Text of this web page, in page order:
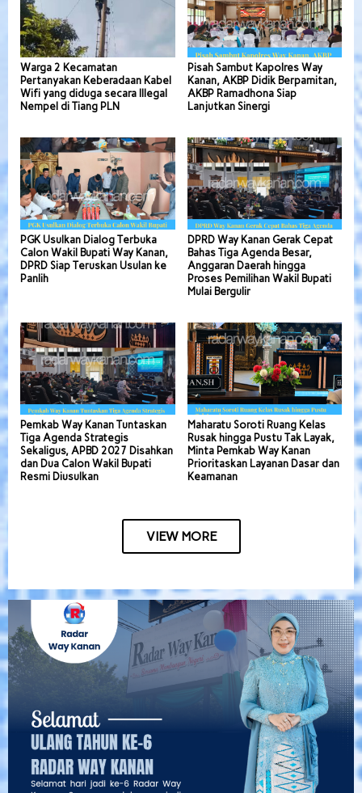
Warga 2 Kecamatan
Pertanyakan Keberadaan Kabel
Wifi yang diduga secara Illegal
Nempel di Tiang PLN
Pisah Sambut Kapolres Way
Kanan, AKBP Didik Berpamitan,
AKBP Ramadhona Siap
Lanjutkan Sinergi
PGK Usulkan Dialog Terbuka
Calon Wakil Bupati Way Kanan,
DPRD Siap Teruskan Usulan ke
Panlih
DPRD Way Kanan Gerak Cepat
Bahas Tiga Agenda Besar,
Anggaran Daerah hingga
Proses Pemilihan Wakil Bupati
Mulai Bergulir
Pemkab Way Kanan Tuntaskan
Tiga Agenda Strategis
Sekaligus, APBD 2027 Disahkan
dan Dua Calon Wakil Bupati
Resmi Diusulkan
Maharatu Soroti Ruang Kelas
Rusak hingga Pustu Tak Layak,
Minta Pemkab Way Kanan
Prioritaskan Layanan Dasar dan
Keamanan
VIEW MORE